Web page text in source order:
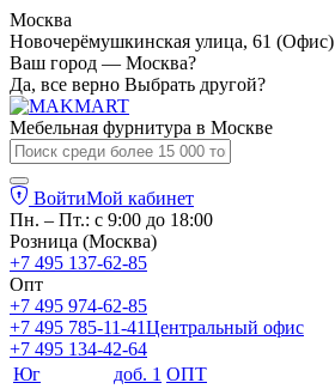
Москва
Новочерёмушкинская улица, 61 (Офис)
Ваш город — Москва?
Да, все верно Выбрать другой?
Мебельная фурнитура в Москве
ВойтиМой кабинет
Пн. – Пт.: с 9:00 до 18:00
Розница (Москва)
+7 495 137-62-85
Опт
+7 495 974-62-85
+7 495 785-11-41Центральный офис
+7 495 134-42-64
Юг
доб. 1 ОПТ